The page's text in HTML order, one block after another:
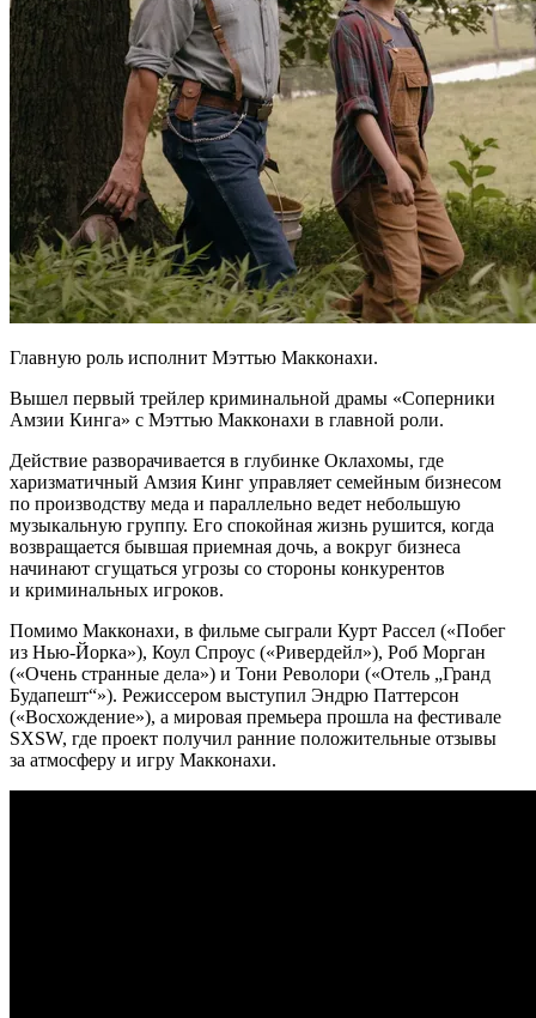
Главную роль исполнит Мэттью Макконахи.
Вышел первый трейлер криминальной драмы «Соперники
Амзии Кинга» с Мэттью Макконахи в главной роли.
Действие разворачивается в глубинке Оклахомы, где
харизматичный Амзия Кинг управляет семейным бизнесом
по производству меда и параллельно ведет небольшую
музыкальную группу. Его спокойная жизнь рушится, когда
возвращается бывшая приемная дочь, а вокруг бизнеса
начинают сгущаться угрозы со стороны конкурентов
и криминальных игроков.
Помимо Макконахи, в фильме сыграли Курт Рассел («Побег
из Нью-Йорка»), Коул Спроус («Ривердейл»), Роб Морган
(«Очень странные дела») и Тони Револори («Отель „Гранд
Будапешт“»). Режиссером выступил Эндрю Паттерсон
(«Восхождение»), а мировая премьера прошла на фестивале
SXSW, где проект получил ранние положительные отзывы
за атмосферу и игру Макконахи.